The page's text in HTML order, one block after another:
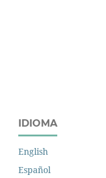
IDIOMA
English
Español